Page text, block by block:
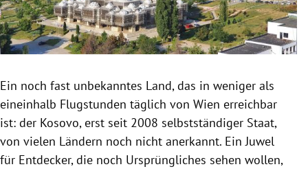
Untermenü
Untermenü
Untermenü
Ein noch fast unbekanntes Land, das in weniger als
eineinhalb Flugstunden täglich von Wien erreichbar
ist: der Kosovo, erst seit 2008 selbstständiger Staat,
von vielen Ländern noch nicht anerkannt. Ein Juwel
für Entdecker, die noch Ursprüngliches sehen wollen,